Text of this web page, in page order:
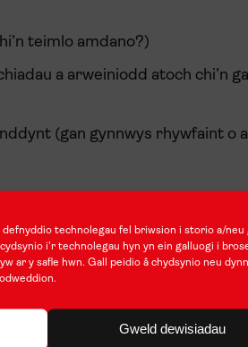
technolegau fel briwsion i storio a/neu
i'r technolegau hyn yn ein galluogi i
ar y safle hwn. Gall peidio â chydsynio neu
Gweld dewisiadau
teimlo amdano?)
a arweiniodd atoch chi’n
(gan gynnwys rhywfaint o
cyflawni?
cadarnhaol? (os felly,
i chi’ch hun a fyddai’n cael y
ac ati?